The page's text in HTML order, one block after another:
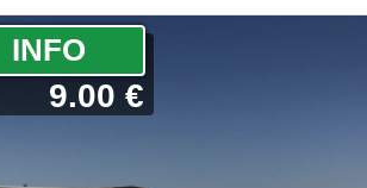
­INFO
9.00 €